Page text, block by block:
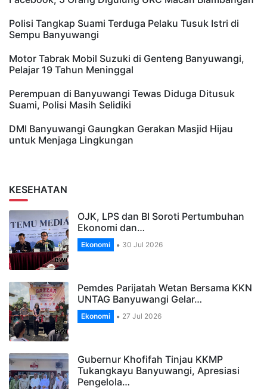
Polisi Tangkap Suami Terduga Pelaku Tusuk Istri di
Sempu Banyuwangi
Motor Tabrak Mobil Suzuki di Genteng Banyuwangi,
Pelajar 19 Tahun Meninggal
Perempuan di Banyuwangi Tewas Diduga Ditusuk
Suami, Polisi Masih Selidiki
DMI Banyuwangi Gaungkan Gerakan Masjid Hijau
untuk Menjaga Lingkungan
KESEHATAN
OJK, LPS dan BI Soroti Pertumbuhan
Ekonomi dan…
Ekonomi 30 Jul 2026
Pemdes Parijatah Wetan Bersama KKN
UNTAG Banyuwangi Gelar…
Ekonomi 27 Jul 2026
Gubernur Khofifah Tinjau KKMP
Tukangkayu Banyuwangi, Apresiasi
Pengelola…